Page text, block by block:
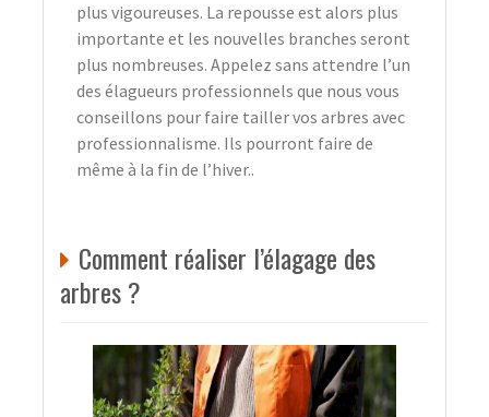
plus vigoureuses. La repousse est alors plus
importante et les nouvelles branches seront
plus nombreuses. Appelez sans attendre l’un
des élagueurs professionnels que nous vous
conseillons pour faire tailler vos arbres avec
professionnalisme. Ils pourront faire de
même à la fin de l’hiver..
Comment réaliser l’élagage des
arbres ?